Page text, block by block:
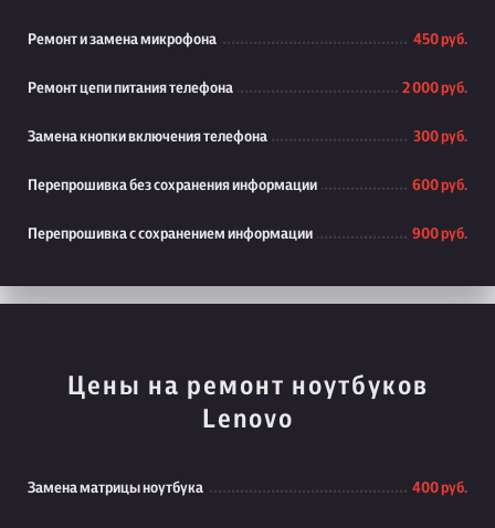
Ремонт и замена микрофона 450 руб.
Ремонт цепи питания телефона 2 000 руб.
Замена кнопки включения телефона 300 руб.
Перепрошивка без сохранения информации 600 руб.
Перепрошивка с сохранением информации 900 руб.
Цены на ремонт ноутбуков
Lenovo
Замена матрицы ноутбука 400 руб.